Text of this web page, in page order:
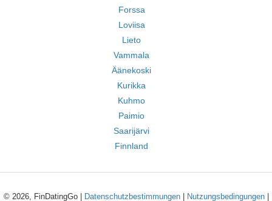
Forssa
Loviisa
Lieto
Vammala
Äänekoski
Kurikka
Kuhmo
Paimio
Saarijärvi
Finnland
© 2026, FinDatingGo | Datenschutzbestimmungen| Nutzungsbedingungen|